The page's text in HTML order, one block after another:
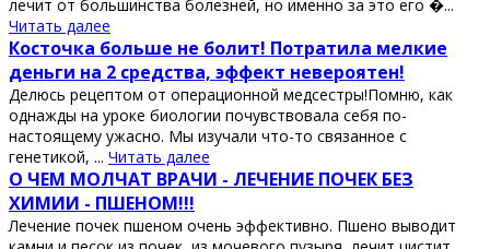
лечит от большинства болезней, но именно за это его �...
Читать далее
Косточка больше не болит! Потратила мелкие
деньги на 2 средства, эффект невероятен!
Делюсь рецептом от операционной медсестры!Помню, как
однажды на уроке биологии почувствовала себя по-
настоящему ужасно. Мы изучали что-то связанное с
генетикой, ... Читать далее
О ЧЕМ МОЛЧАТ ВРАЧИ - ЛЕЧЕНИЕ ПОЧЕК БЕЗ
ХИМИИ - ПШЕНОМ!!!
Лечение почек пшеном очень эффективно. Пшено выводит